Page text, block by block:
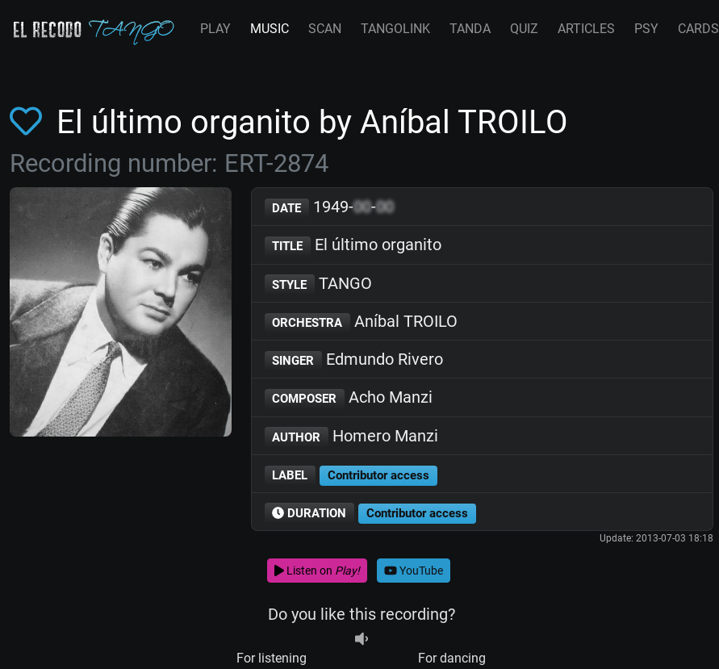
PLAY MUSIC SCAN TANGOLINK TANDA QUIZ ARTICLES PSY CARDS
El último organito by Aníbal TROILO
Recording number: ERT-2874
DATE 1949-00-00
TITLE El último organito
STYLE TANGO
ORCHESTRA Aníbal TROILO
SINGER Edmundo Rivero
COMPOSER Acho Manzi
AUTHOR Homero Manzi
LABEL Contributor access
DURATION Contributor access
Update: 2013-07-03 18:18
Listen on Play! YouTube
Do you like this recording?
For listening For dancing